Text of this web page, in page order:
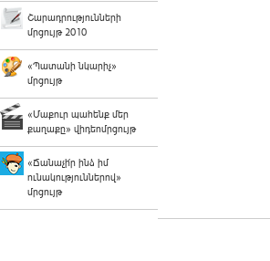
Շարադրությունների
մրցույթ 2010
«Պատանի նկարիչ»
մրցույթ
«Մաքուր պահենք մեր
քաղաքը» վիդեոմրցույթ
«Ճանաչի՛ր ինձ իմ
ունակություններով»
մրցույթ